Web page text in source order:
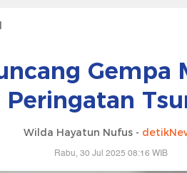
Gempa
Peringatan
Wilda Hayatun Nufus -
Rabu, 30 Jul 2025 08:16 WIB